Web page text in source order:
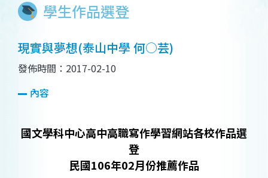
學生作品選登
現實與夢想(泰山中學 何○芸)
發佈時間：2017-02-10
內容
國文學科中心高中高職寫作學習網站各校作品選
登
民國106年02月份推薦作品